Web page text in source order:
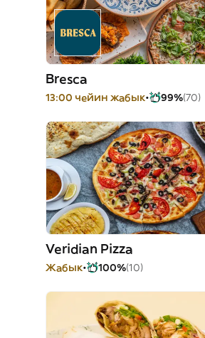
Bresca
13:00 чейин жабык 99%(70)
Veridian Pizza
Жабык 100%(10)